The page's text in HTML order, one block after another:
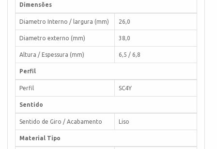
Dimensões
Diametro Interno / largura (mm) 26,0
Diametro externo (mm) 38,0
Altura / Espessura (mm) 6,5 / 6,8
Perfil
Perfil SC4Y
Sentido
Sentido de Giro / Acabamento Liso
Material Tipo